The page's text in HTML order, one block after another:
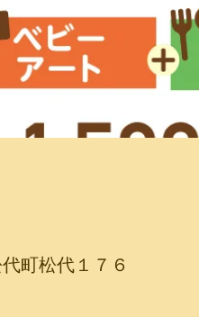
代町松代１７６